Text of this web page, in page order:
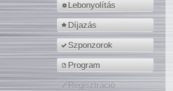
Lebonyolítás
Díjazás
Szponzorok
Program
Regisztráció